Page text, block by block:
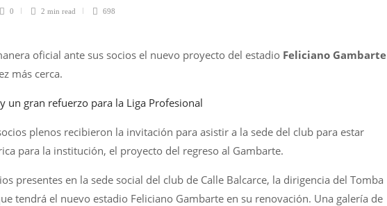
0 2 min read 698
oficial ante sus socios el nuevo proyecto del estadio Feliciano Gambarte
más cerca.
un gran refuerzo para la Liga Profesional
plenos recibieron la invitación para asistir a la sede del club para estar
para la institución, el proyecto del regreso al Gambarte.
presentes en la sede social del club de Calle Balcarce, la dirigencia del Tomba
tendrá el nuevo estadio Feliciano Gambarte en su renovación. Una galería de